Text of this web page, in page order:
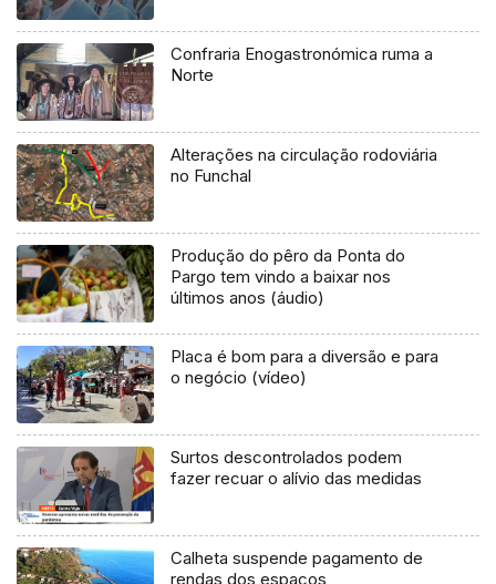
Confraria Enogastronómica ruma a
Norte
Alterações na circulação rodoviária
no Funchal
Produção do pêro da Ponta do
Pargo tem vindo a baixar nos
últimos anos (áudio)
Placa é bom para a diversão e para
o negócio (vídeo)
Surtos descontrolados podem
fazer recuar o alívio das medidas
Calheta suspende pagamento de
rendas dos espaços